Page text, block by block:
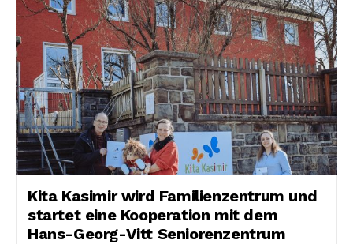
Kita Kasimir wird Familienzentrum und
startet eine Kooperation mit dem
Hans-Georg-Vitt Seniorenzentrum